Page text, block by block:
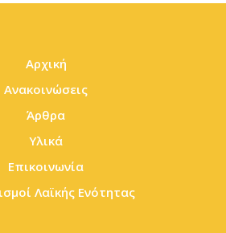
Αρχική
Ανακοινώσεις
Άρθρα
Υλικά
Επικοινωνία
Λαϊκής Ενότητας